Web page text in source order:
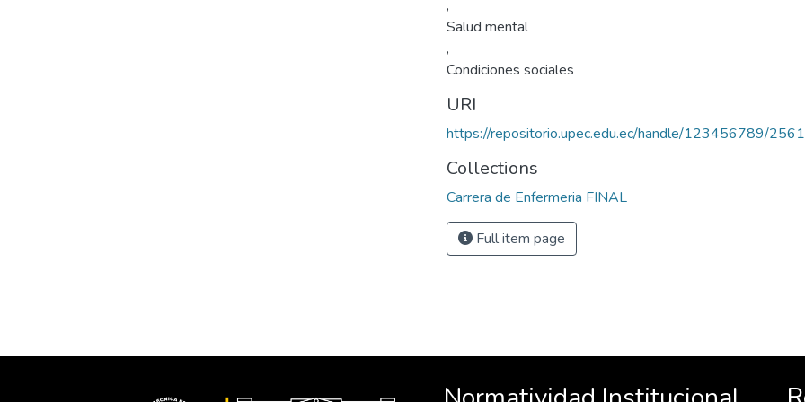
,
Salud mental
,
Condiciones sociales
URI
https://repositorio.upec.edu.ec/handle/123456789/2561
Collections
Carrera de Enfermeria FINAL
Full item page